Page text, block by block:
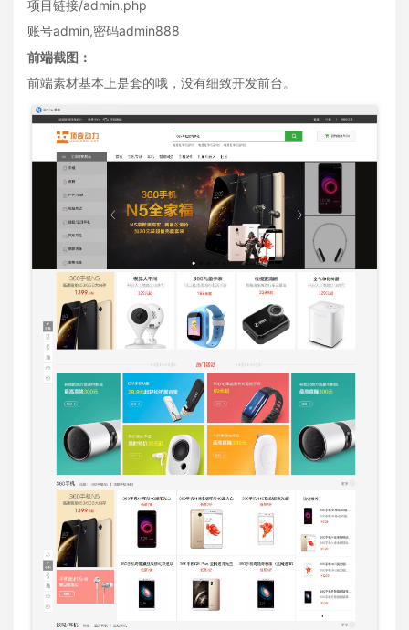
项目链接/admin.php
账号admin,密码admin888
前端截图：
前端素材基本上是套的哦，没有细致开发前台。